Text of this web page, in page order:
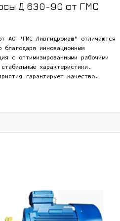
Д 630-90 от ГМС
АО "ГМС Ливгидромаш" отличаются
благодаря инновационным
с оптимизированными рабочими
характеристики.
гарантирует качество.